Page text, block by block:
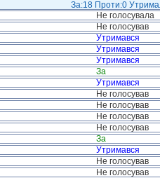
За:18 Проти:0
Не голосувала
Не голосував
Утримався
Утримався
Утримався
За
Утримався
Не голосував
Не голосував
Не голосував
Не голосував
За
Утримався
Не голосував
Не голосував